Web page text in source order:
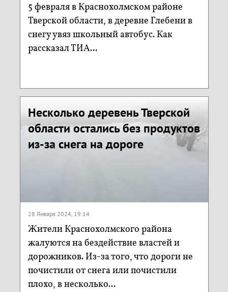
5 февраля в Краснохолмском районе
Тверской области, в деревне Глебени в
снегу увяз школьный автобус. Как
рассказал ТИА...
Несколько деревень Тверской
области остались без продуктов
из-за снега на дороге
28 Января 2024, 19:14
Жители Краснохолмского района
жалуются на бездействие властей и
дорожников. Из-за того, что дороги не
почистили от снега или почистили
плохо, в несколько...